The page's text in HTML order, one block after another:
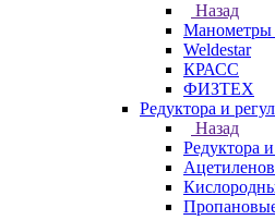
Назад
Манометры
Weldestar
КРАСС
ФИЗТЕХ
Редуктора и
Назад
Редуктора